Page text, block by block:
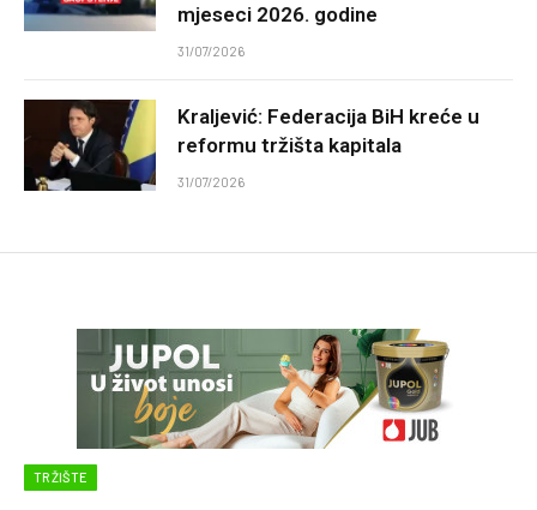
mjeseci 2026. godine
31/07/2026
Kraljević: Federacija BiH kreće u
reformu tržišta kapitala
31/07/2026
TRŽIŠTE